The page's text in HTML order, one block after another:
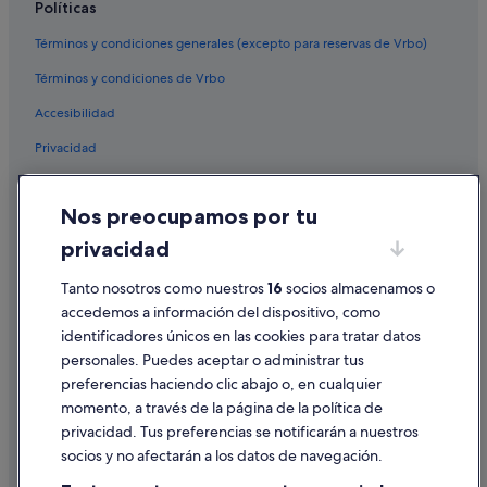
Hoteles cerca de Estación de Sevilla-Santa Justa
Hoteles para ir de compras en Nervión
Centro histórico hoteles
Hoteles con piscina en Sevilla
Políticas
Términos y condiciones generales (excepto para reservas de Vrbo)
Términos y condiciones de Vrbo
Accesibilidad
Privacidad
Condiciones de uso
Información legal/contacto
Pautas sobre el contenido y cómo denunciar contenido
Ayuda
Cancelar un vuelo
Cancelar una reserva de hotel o de un alquiler vacacional
Nos preocupamos por tu
privacidad
Tanto nosotros como nuestros16 socios almacenamos o
accedemos a información del dispositivo, como
identificadores únicos en las cookies para tratar datos
personales. Puedes aceptar o administrar tus
preferencias haciendo clic abajo o, en cualquier
momento, a través de la página de la política de
privacidad. Tus preferencias se notificarán a nuestros
socios y no afectarán a los datos de navegación.